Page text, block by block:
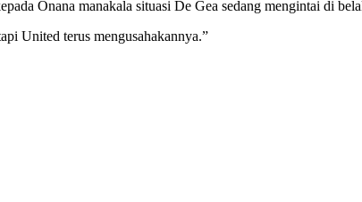
Onana manakala situasi De Gea sedang mengintai di
United terus mengusahakannya.”